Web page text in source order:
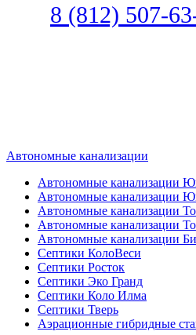
8 (812) 507-
Автономные канализации
Автономные канализации
Автономные канализации
Автономные канализации
Автономные канализации
Автономные канализации
Септики КолоВеси
Септики Росток
Септики Эко Гранд
Септики Коло Илма
Септики Тверь
Аэрационные гибридные